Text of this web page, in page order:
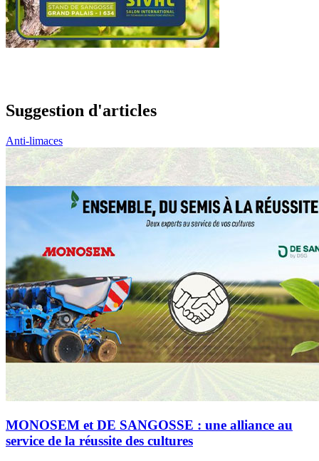
Suggestion d'articles
Anti-limaces
MONOSEM et DE SANGOSSE : une alliance au
service de la réussite des cultures